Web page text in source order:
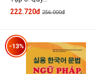
222.720đ 256.000đ
-13%